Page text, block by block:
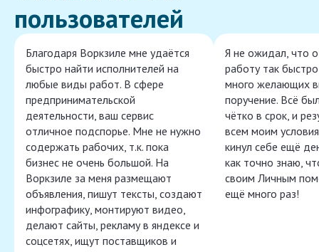
пользователей
Благодаря Воркзиле мне удаётся
быстро найти исполнителей на
любые виды работ. В сфере
предпринимательской
деятельности, ваш сервис
отличное подспорье. Мне не нужно
содержать рабочих, т.к. пока
бизнес не очень большой. На
Воркзиле за меня размещают
объявления, пишут тексты, создают
инфографику, монтируют видео,
делают сайты, рекламу в яндексе и
соцсетях, ищут поставщиков и
Я не ожидал, что
работу так
много желающих
поручение. Всё
чётко в срок, и
всем моим
кинул себе ещё
как точно знаю,
своим Личным
ещё много раз!